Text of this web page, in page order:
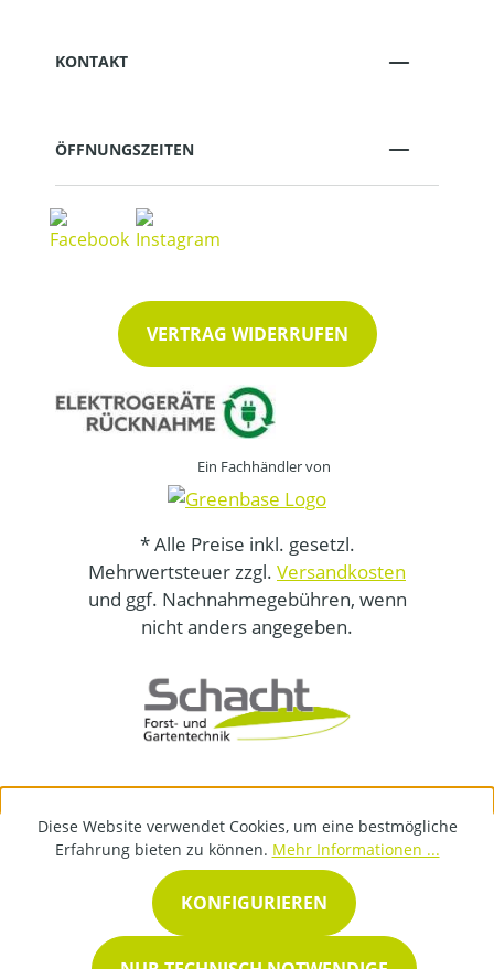
KONTAKT
ÖFFNUNGSZEITEN
VERTRAG WIDERRUFEN
Ein Fachhändler von
* Alle Preise inkl. gesetzl.
Mehrwertsteuer zzgl. Versandkosten
und ggf. Nachnahmegebühren, wenn
nicht anders angegeben.
Diese Website verwendet Cookies, um eine bestmögliche
Erfahrung bieten zu können. Mehr Informationen ...
KONFIGURIEREN